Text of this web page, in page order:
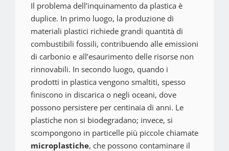
Il problema dell’inquinamento da plastica è
duplice. In primo luogo, la produzione di
materiali plastici richiede grandi quantità di
combustibili fossili, contribuendo alle emissioni
di carbonio e all’esaurimento delle risorse non
rinnovabili. In secondo luogo, quando i
prodotti in plastica vengono smaltiti, spesso
finiscono in discarica o negli oceani, dove
possono persistere per centinaia di anni. Le
plastiche non si biodegradano; invece, si
scompongono in particelle più piccole chiamate
microplastiche, che possono contaminare il